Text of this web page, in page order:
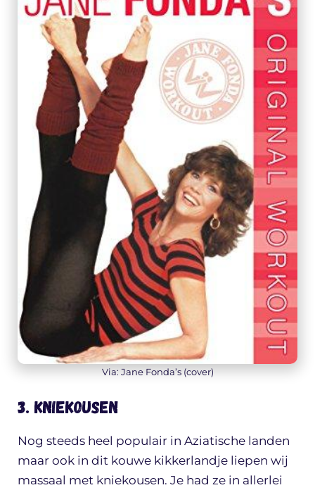
Via: Jane Fonda’s (cover)
3. Kniekousen
Nog steeds heel populair in Aziatische landen
maar ook in dit kouwe kikkerlandje liepen wij
massaal met kniekousen. Je had ze in allerlei